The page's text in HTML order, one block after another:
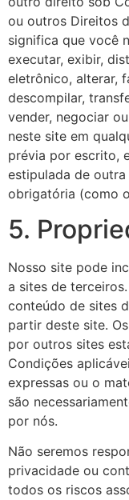
ou outros Direitos
significa que você
executar, exibir,
eletrônico, alterar,
descompilar,
vender, negociar
neste site em
prévia por escrito,
estipulada de
obrigatória (como
5.
Nosso site pode
a sites de
conteúdo de sites
partir deste site.
por outros sites
Condições
expressas ou o
são
por nós.
Não seremos
privacidade ou
todos os riscos